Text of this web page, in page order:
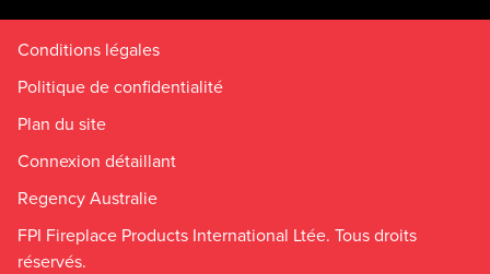
Conditions légales
Politique de confidentialité
Plan du site
Connexion détaillant
Regency Australie
FPI Fireplace Products International Ltée. Tous droits
réservés.